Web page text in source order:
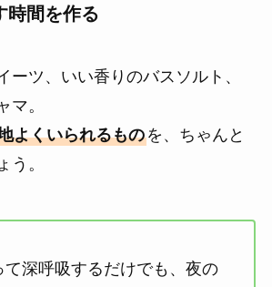
時間を作る
ーツ、いい香りのバスソルト、
マ。
よくいられるものを、ちゃんと
う。
て深呼吸するだけでも、夜の